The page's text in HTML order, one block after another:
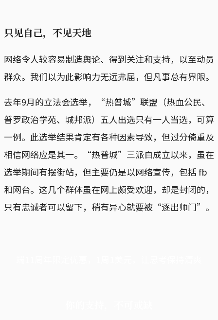
只见自己，不见天地
网络令人较容易制造舆论、得到关注和支持，以至动员
群众。我们以为此影响力无远弗届，但凡事总有界限。
去年9月的立法会选举，“热普城”联盟（热血公民、
普罗政治学苑、城邦派）五人出选只有一人当选，可算
一例。此选举结果肯定有各种因素导致，但过分倚重及
相信网络应是其一。“热普城”三派自成立以来，虽在
选举期间有摆街站，但主要仍是以网络宣传，包括 fb
和网台。这几个群体虽在网上颇受欢迎，却是封闭的，
只有忠诚者可以留下，稍有异心就要被“逐出师门”。